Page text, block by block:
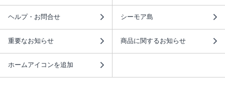
ヘルプ・お問合せ シーモア島
重要なお知らせ 商品に関するお知らせ
ホームアイコンを追加